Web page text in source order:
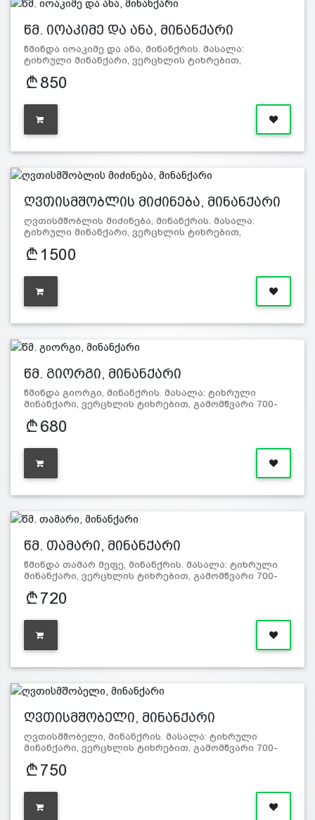
წმ. იოაკიმე და ანა, მინანქარი
წმინდა იოაკიმე და ანა, მინანქრის. მასალა:
ტიხრული მინანქარი, ვერცხლის ტიხრებით,
850
ღვთისმშობლის მიძინება, მინანქარი
ღვთისმშობლის მიძინება, მინანქრის. მასალა:
ტიხრული მინანქარი, ვერცხლის ტიხრებით,
1500
წმ. გიორგი, მინანქარი
წმინდა გიორგი, მინანქრის. მასალა: ტიხრული
მინანქარი, ვერცხლის ტიხრებით, გამომწვარი 700-
680
წმ. თამარი, მინანქარი
წმინდა თამარ მეფე, მინანქრის. მასალა: ტიხრული
მინანქარი, ვერცხლის ტიხრებით, გამომწვარი 700-
720
ღვთისმშობელი, მინანქარი
ღვთისმშობელი, მინანქრის. მასალა: ტიხრული
მინანქარი, ვერცხლის ტიხრებით, გამომწვარი 700-
750